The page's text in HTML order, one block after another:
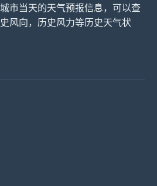
市当天的天气预报信息，可以查
风向，历史风力等历史天气状